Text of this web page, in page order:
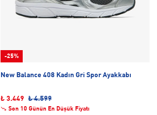
-25%
New Balance 408 Kadın Gri Spor Ayakkabı
₺ 3.449 ₺ 4.599
Son 10 Günün En Düşük Fiyatı